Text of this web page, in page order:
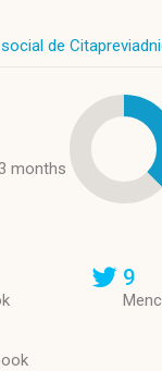
de
months
9